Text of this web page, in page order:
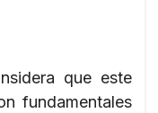
que este
fundamentales